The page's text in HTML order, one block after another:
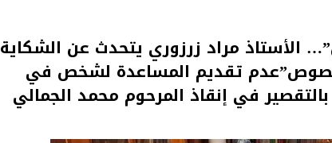
الأستاذ مراد زرزوري يتحدث عن الشكاية
تقديم المساعدة لشخص في
في إنقاذ المرحوم محمد الجمالي